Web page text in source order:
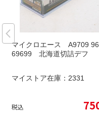
マイクロエース A9709
69699 北海道切詰デフ
マイストア在庫： 2331
税込